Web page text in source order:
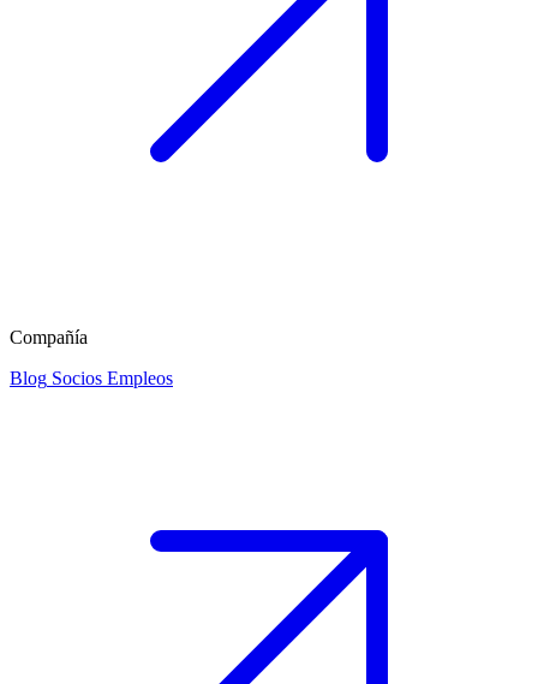
Compañía
Blog Socios Empleos